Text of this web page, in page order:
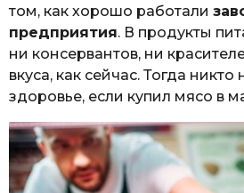
том, как хорошо работали
предприятия. В продукты
ни консервантов, ни
вкуса, как сейчас. Тогда никто
здоровье, если купил мясо в